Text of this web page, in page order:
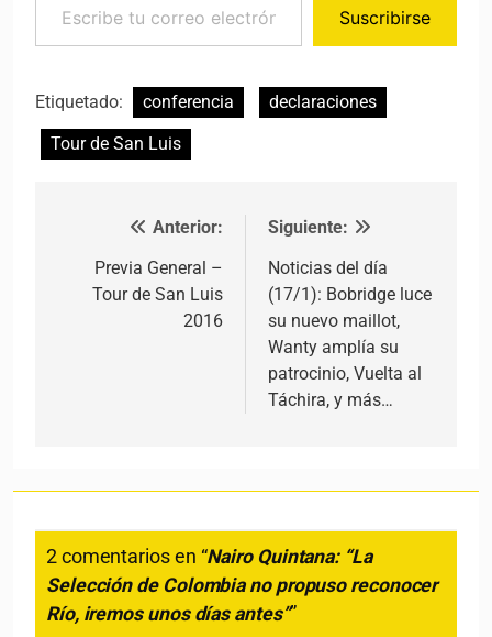
Suscribirse
Etiquetado: conferencia
declaraciones
Tour de San Luis
Navegación de entradas
Anterior:
Previa General –
Tour de San Luis
2016
Siguiente:
Noticias del día
(17/1): Bobridge luce
su nuevo maillot,
Wanty amplía su
patrocinio, Vuelta al
Táchira, y más…
2 comentarios en “Nairo Quintana: “La
Selección de Colombia no propuso reconocer
Río, iremos unos días antes””